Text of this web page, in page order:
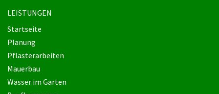
LEISTUNGEN
Startseite
Planung
Pflasterarbeiten
Mauerbau
Wasser im Garten